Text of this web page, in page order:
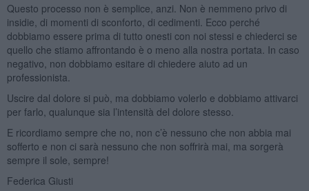
Questo processo non è semplice, anzi. Non è nemmeno privo di
insidie, di momenti di sconforto, di cedimenti. Ecco perché
dobbiamo essere prima di tutto onesti con noi stessi e chiederci se
quello che stiamo affrontando è o meno alla nostra portata. In caso
negativo, non dobbiamo esitare di chiedere aiuto ad un
professionista.
Uscire dal dolore si può, ma dobbiamo volerlo e dobbiamo attivarci
per farlo, qualunque sia l’intensità del dolore stesso.
E ricordiamo sempre che no, non c’è nessuno che non abbia mai
sofferto e non ci sarà nessuno che non soffrirà mai, ma sorgerà
sempre il sole, sempre!
Federica Giusti